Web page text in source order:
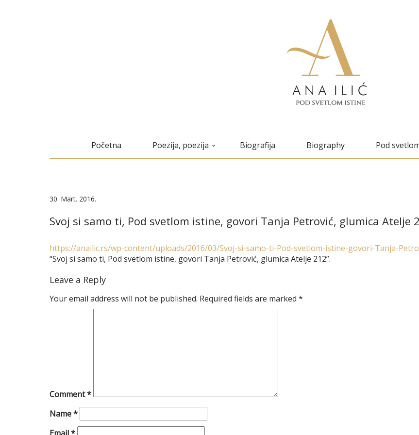
Početna Poezija, poezija Biografija Biography Pod
30. Mart. 2016.
Svoj si samo ti, Pod svetlom istine, govori Tanja Petrović, glumica Atelje
https://anailic.rs/wp-content/uploads/2016/03/Svoj-si-samo-ti-Pod-svetlom-istine-govori-Tanja-
“Svoj si samo ti, Pod svetlom istine, govori Tanja Petrović, glumica Atelje 212”.
Leave a Reply
Your email address will not be published. Required fields are marked *
Comment*
Name*